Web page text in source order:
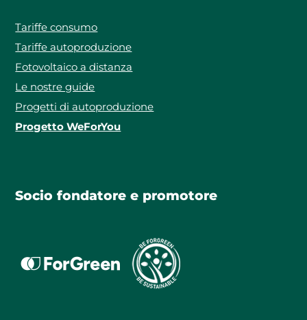
Tariffe consumo
Tariffe autoproduzione
Fotovoltaico a distanza
Le nostre guide
Progetti di autoproduzione
Progetto WeForYou
Socio fondatore e promotore